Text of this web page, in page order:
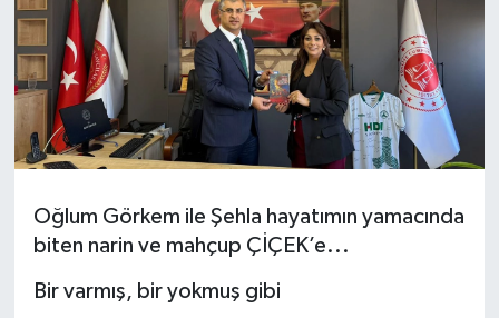
Oğlum Görkem ile Şehla hayatımın yamacında
biten narin ve mahçup ÇİÇEK’e...
Bir varmış, bir yokmuş gibi
KÜLTÜR - SANAT
MAGAZİN
ÖZEL HABER
SPOR
TEKNOLOJİ